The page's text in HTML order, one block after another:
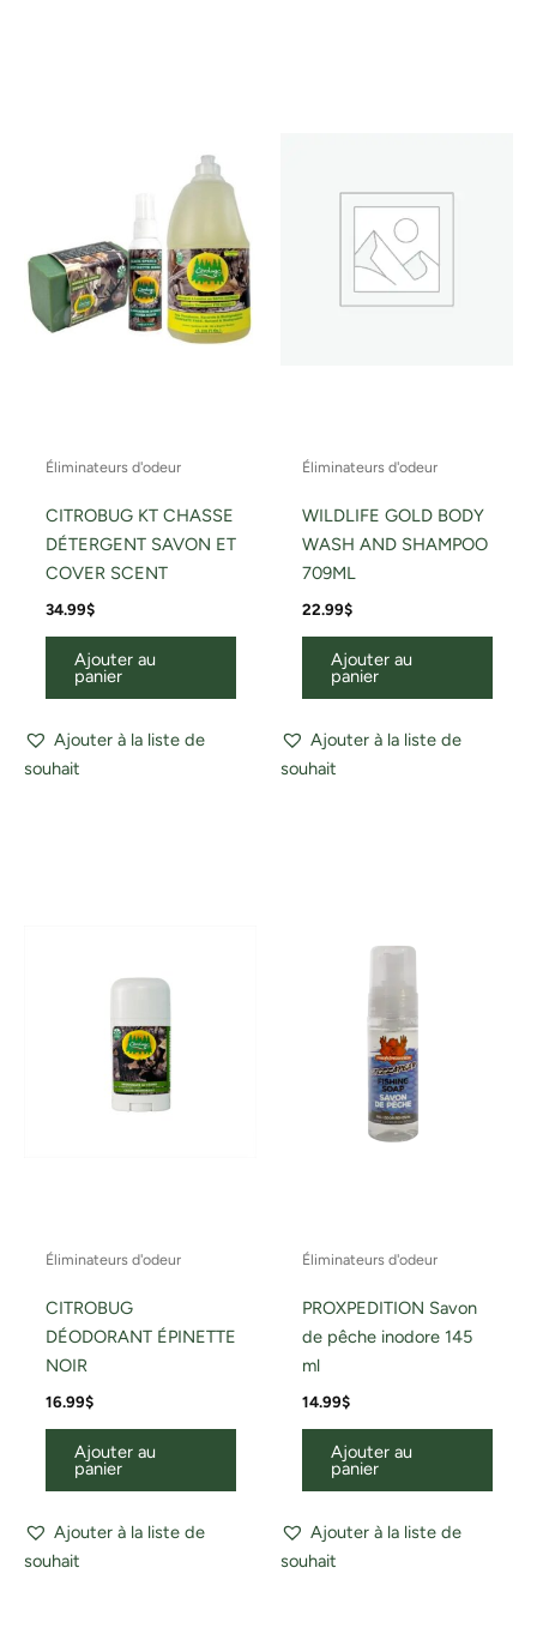
Éliminateurs d'odeur
CITROBUG KT CHASSE
DÉTERGENT SAVON ET
COVER SCENT
34.99$
Ajouter au
panier
Ajouter à la liste de
souhait
Éliminateurs d'odeur
WILDLIFE GOLD BODY
WASH AND SHAMPOO
709ML
22.99$
Ajouter au
panier
Ajouter à la liste de
souhait
Éliminateurs d'odeur
CITROBUG
DÉODORANT ÉPINETTE
NOIR
16.99$
Ajouter au
panier
Ajouter à la liste de
souhait
Éliminateurs d'odeur
PROXPEDITION Savon
de pêche inodore 145
ml
14.99$
Ajouter au
panier
Ajouter à la liste de
souhait